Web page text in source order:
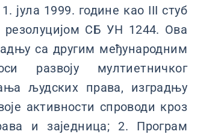
јула 1999. године као III стуб
резолуцијом СБ УН 1244. Ова
са другим међународним
развоју мултиетничког
људских права, изградњу
активности спроводи кроз
и заједница; 2. Програм